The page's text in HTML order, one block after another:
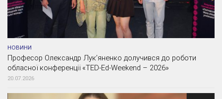
НОВИНИ
Професор Олександр Лук’яненко долучився до роботи
обласної конференції «TED-Ed-Weekend – 2026»
20.07.2026